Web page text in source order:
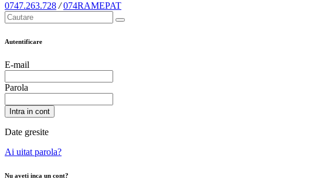
0747.263.728 / 074RAMEPAT
Autentificare
E-mail
Parola
Intra in cont
Date gresite
Ai uitat parola?
Nu aveti inca un cont?